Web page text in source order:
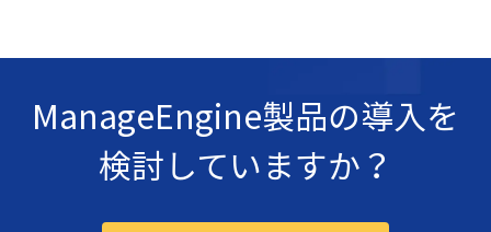
ManageEngine製品の導入を
検討していますか？